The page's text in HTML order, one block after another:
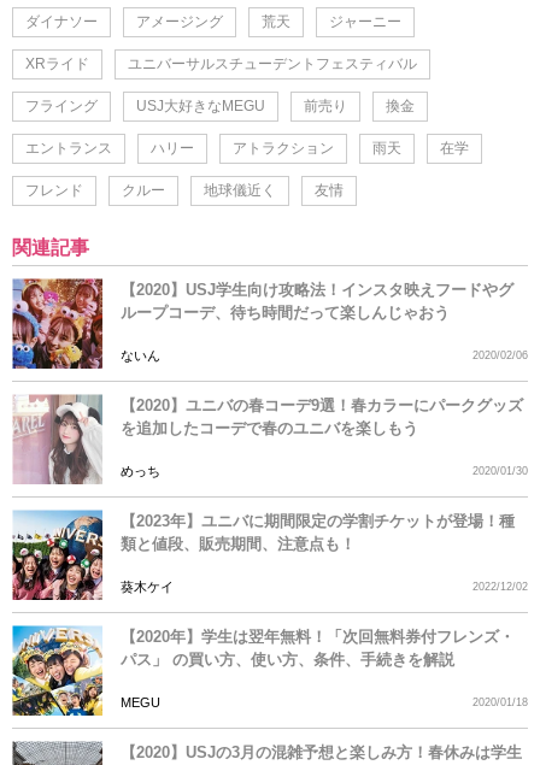
ダイナソー アメージング 荒天 ジャーニー
XRライド ユニバーサルスチューデントフェスティバル
フライング USJ大好きなMEGU 前売り 換金
エントランス ハリー アトラクション 雨天 在学
フレンド クルー 地球儀近く 友情
関連記事
【2020】USJ学生向け攻略法！インスタ映えフードやグ
ループコーデ、待ち時間だって楽しんじゃおう
ないん 2020/02/06
【2020】ユニバの春コーデ9選！春カラーにパークグッズ
を追加したコーデで春のユニバを楽しもう
めっち 2020/01/30
【2023年】ユニバに期間限定の学割チケットが登場！種
類と値段、販売期間、注意点も！
葵木ケイ 2022/12/02
【2020年】学生は翌年無料！「次回無料券付フレンズ・
パス」 の買い方、使い方、条件、手続きを解説
MEGU 2020/01/18
【2020】USJの3月の混雑予想と楽しみ方！春休みは学生